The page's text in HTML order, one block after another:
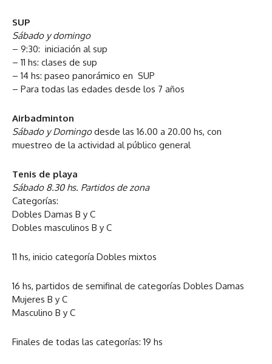
SUP
Sábado y domingo
– 9:30: iniciación al sup
– 11 hs: clases de sup
– 14 hs: paseo panorámico en SUP
– Para todas las edades desde los 7 años
Airbadminton
Sábado y Domingodesde las 16.00 a 20.00 hs, con
muestreo de la actividad al público general
Tenis de playa
Sábado 8.30 hs. Partidos de zona
Categorías:
Dobles Damas B y C
Dobles masculinos B y C
11 hs, inicio categoría Dobles mixtos
16 hs, partidos de semifinal de categorías Dobles Damas
Mujeres B y C
Masculino B y C
Finales de todas las categorías: 19 hs